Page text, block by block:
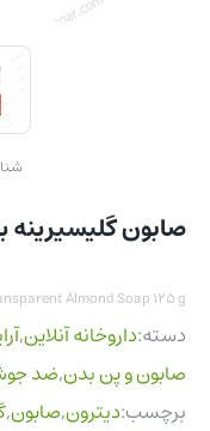
صابون گلیسیرینه
Almond Soap 125 g
دسته:داروخانه آنلاین,
صابون و پن بدن,ضد
برچسب:دیترون,صابون,